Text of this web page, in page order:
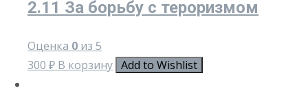
2.11 За борьбу с тероризмом
Оценка 0 из 5
300 ₽ В корзину Add to Wishlist